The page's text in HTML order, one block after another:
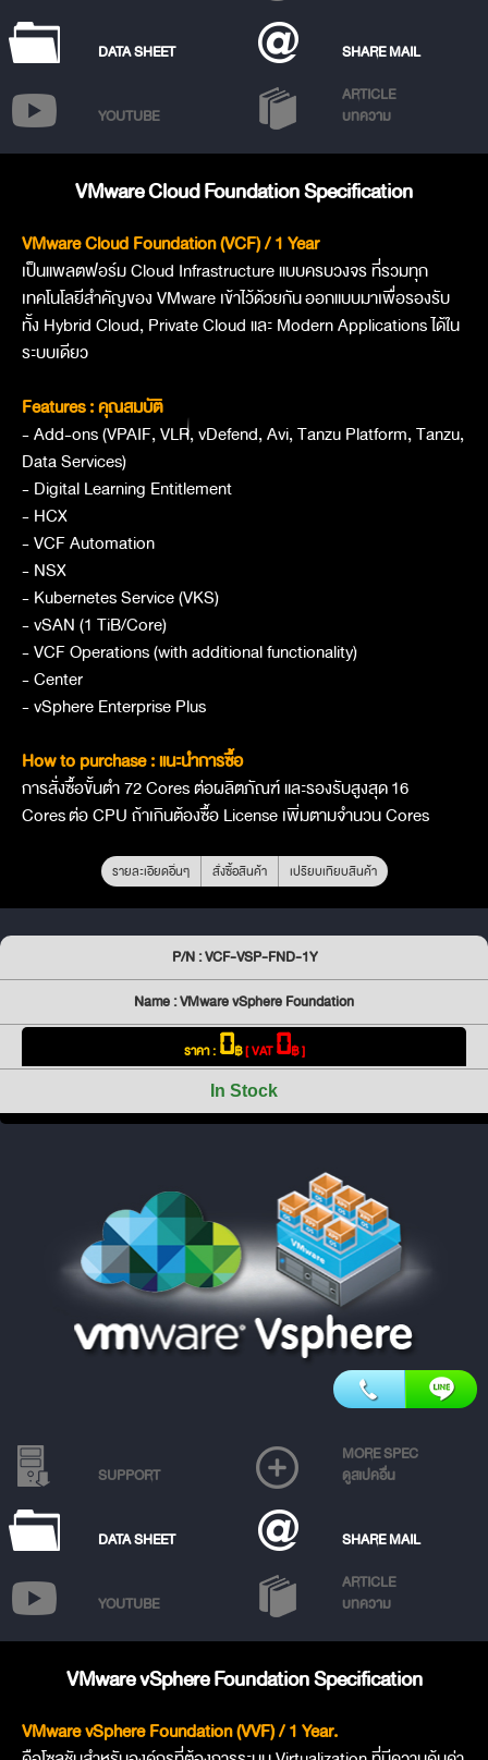
DATA SHEET SHARE MAIL
YOUTUBE
ARTICLE
บทความ
VMware Cloud Foundation Specification
VMware Cloud Foundation (VCF) / 1 Year
เป็นแพลตฟอร์ม Cloud Infrastructure แบบครบวงจร ที่รวมทุก
เทคโนโลยีสำคัญของ VMware เข้าไว้ด้วยกันออกแบบมาเพื่อรองรับ
ทั้ง Hybrid Cloud, Private Cloud และ Modern Applications ได้ใน
ระบบเดียว
Features : คุณสมบัติ
- Add-ons (VPAIF, VLR, vDefend, Avi, Tanzu Platform, Tanzu,
Data Services)
- Digital Learning Entitlement
- HCX
- VCF Automation
- NSX
- Kubernetes Service (VKS)
- vSAN (1 TiB/Core)
- VCF Operations (with additional functionality)
- Center
- vSphere Enterprise Plus
How to purchase : แนะนำการซื้อ
การสั่งซื้อขั้นตำ 72 Cores ต่อผลิตภัณฑ์ และรองรับสูงสุด16
Coresต่อ CPU ถ้าเกินต้องซื้อ License เพิ่มตามจำนวน Cores
รายละเอียดอื่นๆ สั่งซื้อสินค้า เปรียบเทียบสินค้า
P/N : VCF-VSP-FND-1Y
Name : VMware vSphere Foundation
ราคา : 0฿[ VAT0฿ ]
In Stock
SUPPORT
MORE SPEC
ดูสเปคอื่น
DATA SHEET SHARE MAIL
YOUTUBE
ARTICLE
บทความ
VMware vSphere Foundation Specification
VMware vSphere Foundation (VVF) / 1 Year.